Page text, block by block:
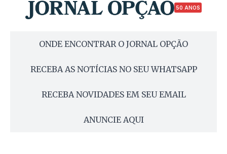
50 ANOS
ONDE ENCONTRAR O JORNAL OPÇÃO
RECEBA AS NOTÍCIAS NO SEU WHATSAPP
RECEBA NOVIDADES EM SEU EMAIL
ANUNCIE AQUI